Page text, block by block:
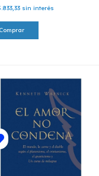
sin interés